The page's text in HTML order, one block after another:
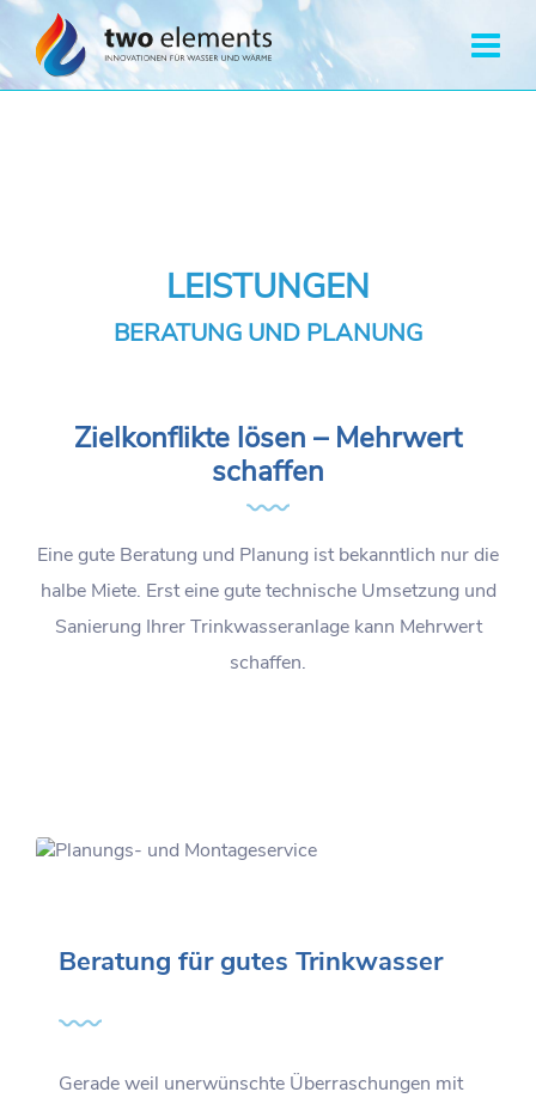
LEISTUNGEN
BERATUNG UND PLANUNG
Zielkonflikte lösen – Mehrwert
schaffen
Eine gute Beratung und Planung ist bekanntlich nur die
halbe Miete. Erst eine gute technische Umsetzung und
Sanierung Ihrer Trinkwasseranlage kann Mehrwert
schaffen.
Beratung für gutes Trinkwasser
Gerade weil unerwünschte Überraschungen mit